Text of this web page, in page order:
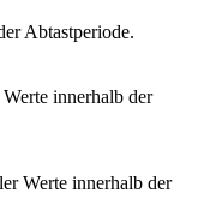
Abtastperiode.
innerhalb der
Werte innerhalb der